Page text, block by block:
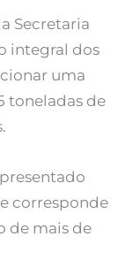
Secretaria
integral dos
uma
toneladas de
corresponde
de mais de